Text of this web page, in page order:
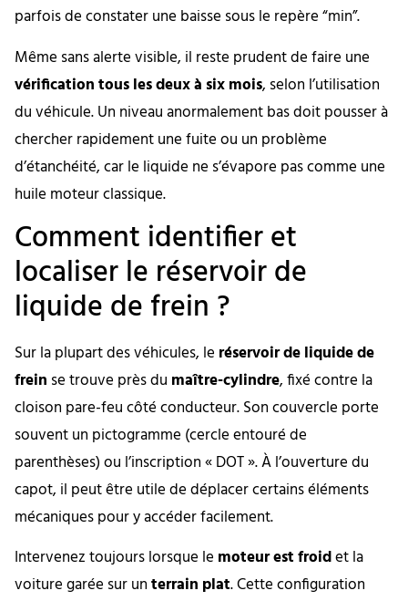
parfois de constater une baisse sous le repère “min”.
Même sans alerte visible, il reste prudent de faire une
vérification tous les deux à six mois, selon l’utilisation
du véhicule. Un niveau anormalement bas doit pousser à
chercher rapidement une fuite ou un problème
d’étanchéité, car le liquide ne s’évapore pas comme une
huile moteur classique.
Comment identifier et
localiser le réservoir de
liquide de frein ?
Sur la plupart des véhicules, le réservoir de liquide de
frein se trouve près du maître-cylindre, fixé contre la
cloison pare-feu côté conducteur. Son couvercle porte
souvent un pictogramme (cercle entouré de
parenthèses) ou l’inscription « DOT ». À l’ouverture du
capot, il peut être utile de déplacer certains éléments
mécaniques pour y accéder facilement.
Intervenez toujours lorsque le moteur est froidet la
voiture garée sur unterrain plat. Cette configuration